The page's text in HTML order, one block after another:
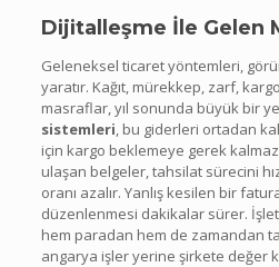
Dijitalleşme İle Gelen
Geleneksel ticaret yöntemleri,
yaratır. Kağıt, mürekkep, zarf,
masraflar, yıl sonunda büyük bir
sistemleri, bu giderleri ortadan
için kargo beklemeye gerek
ulaşan belgeler, tahsilat sürecini
oranı azalır. Yanlış kesilen bir
düzenlenmesi dakikalar sürer.
hem paradan hem de zamandan
angarya işler yerine şirkete değer